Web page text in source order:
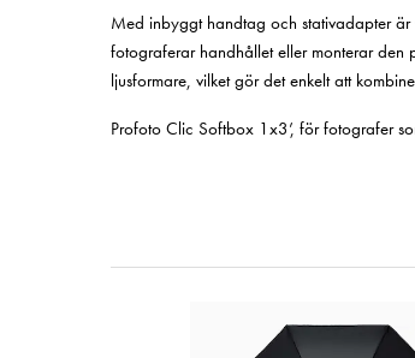
Med inbyggt handtag och stativadapter
fotograferar handhållet eller monterar den
ljusformare, vilket gör det enkelt att
Profoto Clic Softbox 1x3’, för fotografer